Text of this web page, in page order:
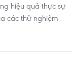
hiệu quả thực sự
các thử nghiệm